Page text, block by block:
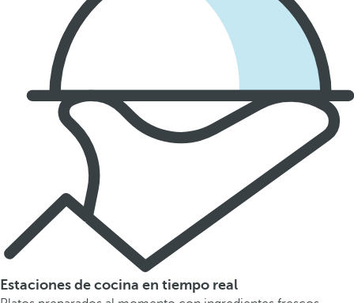
Estaciones de cocina en tiempo real